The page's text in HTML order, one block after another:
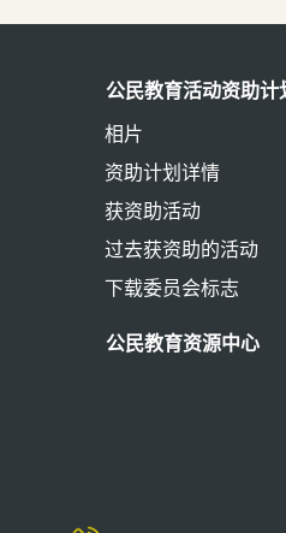
公民教育活动资助计
相片
资助计划详情
获资助活动
过去获资助的活动
下载委员会标志
公民教育资源中心